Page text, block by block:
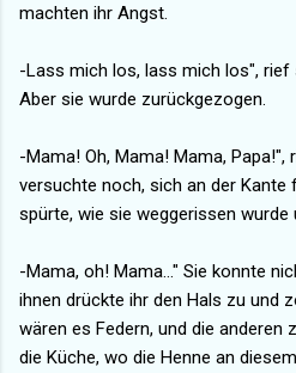
machten ihr Angst.
-Lass mich los, lass mich los", rief
Aber sie wurde zurückgezogen.
-Mama! Oh, Mama! Mama, Papa!",
versuchte noch, sich an der Kante
spürte, wie sie weggerissen wurde
-Mama, oh! Mama..." Sie konnte
ihnen drückte ihr den Hals zu und
wären es Federn, und die anderen
die Küche, wo die Henne an